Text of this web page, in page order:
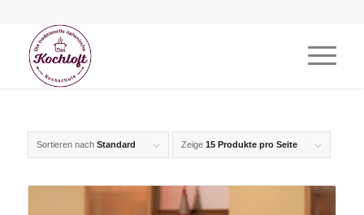
Sortieren nach Standard Zeige 15 Produkte pro Seite